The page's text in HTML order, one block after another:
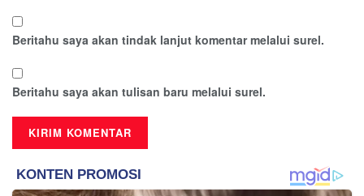
Beritahu saya akan tindak lanjut komentar melalui surel.
Beritahu saya akan tulisan baru melalui surel.